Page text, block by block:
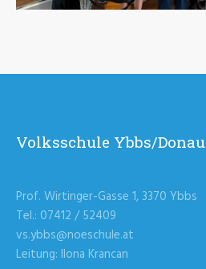
Volksschule Ybbs/Donau
Prof. Wirtinger-Gasse 1, 3370 Ybbs
Tel.: 07412 / 52409
vs.ybbs@noeschule.at
Leitung: Ilona Krancan